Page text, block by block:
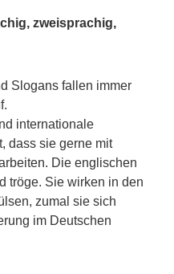
zweisprachig,
Slogans fallen immer
internationale
dass sie gerne mit
Die englischen
tröge. Sie wirken in den
zumal sie sich
im Deutschen